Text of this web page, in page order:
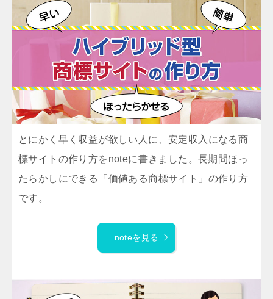
とにかく早く収益が欲しい人に、安定収入になる商
標サイトの作り方をnoteに書きました。長期間ほっ
たらかしにできる「価値ある商標サイト」の作り方
です。
noteを見る